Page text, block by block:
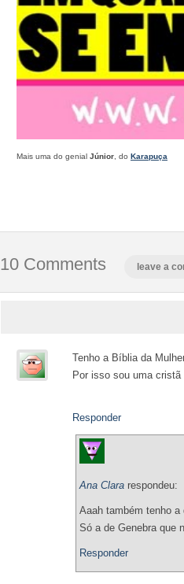
Mais uma do genial Júnior , do Karapuça
10 Comments leave a
Tenho a Bíblia da
Por isso sou uma
Responder
Ana Clara respondeu:
Aaah também tenho
Só a de Genebra que
Responder